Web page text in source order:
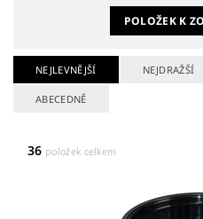
POLOŽEK K
NEJLEVNĚJŠÍ NEJDRAŽŠÍ
ABECEDNĚ
36 položek celkem